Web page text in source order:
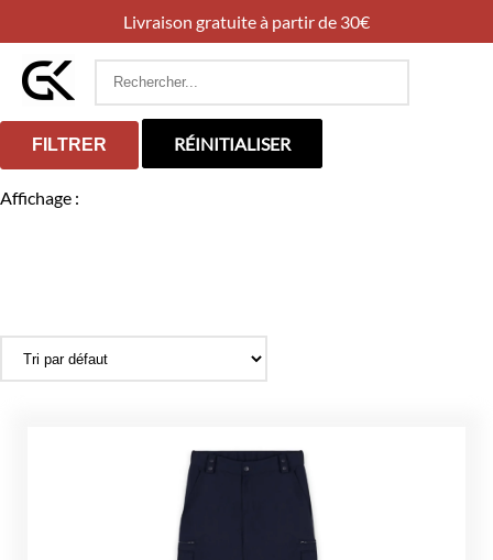
Livraison gratuite à partir de 30€
Rechercher
FILTRER RÉINITIALISER
Affichage :